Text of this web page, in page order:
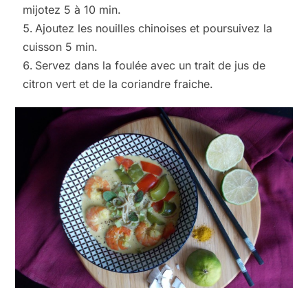
mijotez 5 à 10 min.
Ajoutez les nouilles chinoises et poursuivez la
cuisson 5 min.
Servez dans la foulée avec un trait de jus de
citron vert et de la coriandre fraiche.